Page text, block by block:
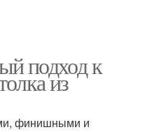
подход к
из
финишными и